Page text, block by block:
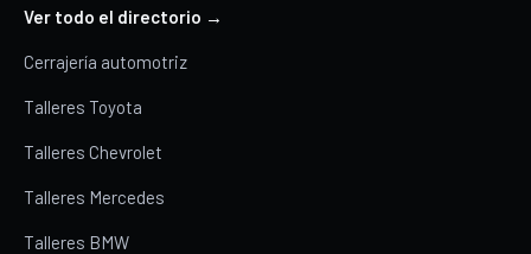
Ver todo el directorio →
Cerrajería automotriz
Talleres Toyota
Talleres Chevrolet
Talleres Mercedes
Talleres BMW